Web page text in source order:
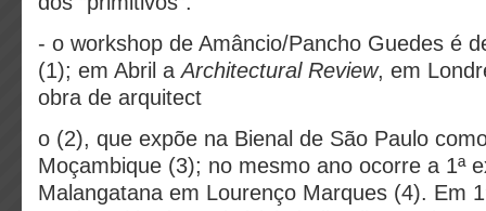
- o workshop de Amâncio/Pancho Guedes é
(1); em Abril aArchitectural Review, em
obra de arquitect
o (2), que expõe na Bienal de São Paulo
Moçambique (3); no mesmo ano ocorre a 1ª
Malangatana em Lourenço Marques (4). Em